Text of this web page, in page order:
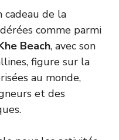
cadeau de la
comme parmi
Beach, avec son
figure sur la
au monde,
et des